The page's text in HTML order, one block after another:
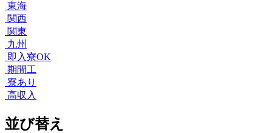
東海
関西
関東
九州
即入寮OK
期間工
寮あり
高収入
並び替え